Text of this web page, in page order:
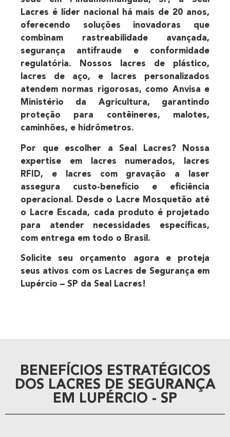
Lacres é líder nacional há mais de 20 anos,
oferecendo soluções inovadoras que
combinam rastreabilidade avançada,
segurança antifraude e conformidade
regulatória. Nossos lacres de plástico,
lacres de aço, e
lacres personalizados
atendem normas rigorosas, como Anvisa e
Ministério da Agricultura, garantindo
proteção para contêineres, malotes,
caminhões, e hidrômetros.
Por que escolher a Seal Lacres? Nossa
expertise em
lacres numerados,
lacres
RFID, e
lacres com gravação a laser
assegura custo-benefício e eficiência
operacional . Desde o Lacre Mosquetão até
o
Lacre Escada, cada produto é projetado
para atender necessidades específicas,
com entrega em todo o Brasil.
Solicite seu orçamento agora e proteja
seus ativos com os Lacres de Segurança em
Lupércio – SP da Seal Lacres!
BENEFÍCIOS ESTRATÉGICOS
DOS LACRES DE SEGURANÇA
EM LUPÉRCIO - SP